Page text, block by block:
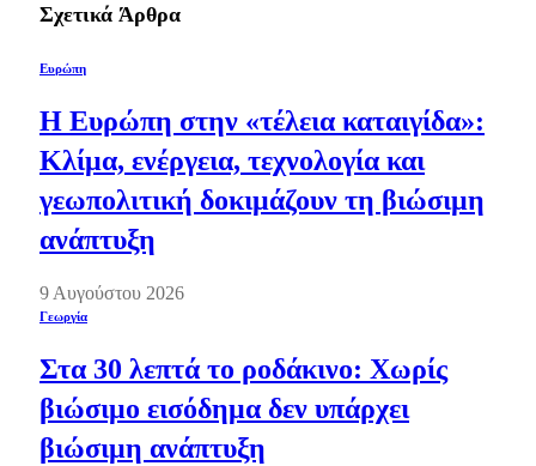
Σχετικά Άρθρα
Ευρώπη
Η Ευρώπη στην «τέλεια καταιγίδα»:
Κλίμα, ενέργεια, τεχνολογία και
γεωπολιτική δοκιμάζουν τη βιώσιμη
ανάπτυξη
9 Αυγούστου 2026
Γεωργία
Στα 30 λεπτά το ροδάκινο: Χωρίς
βιώσιμο εισόδημα δεν υπάρχει
βιώσιμη ανάπτυξη